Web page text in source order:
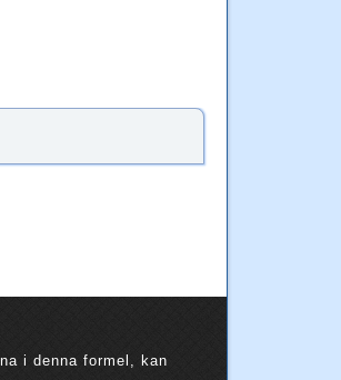
i denna formel, kan